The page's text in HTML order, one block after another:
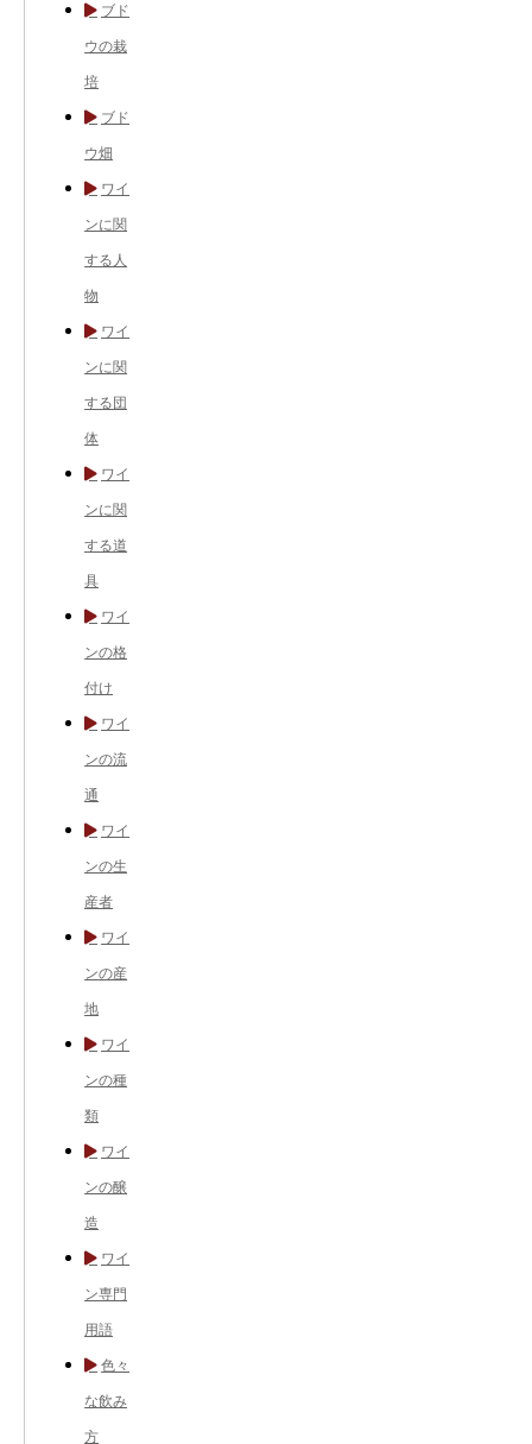
ブド
ウの栽
培
ブド
ウ畑
ワイ
ンに関
する人
物
ワイ
ンに関
する団
体
ワイ
ンに関
する道
具
ワイ
ンの格
付け
ワイ
ンの流
通
ワイ
ンの生
産者
ワイ
ンの産
地
ワイ
ンの種
類
ワイ
ンの醸
造
ワイ
ン専門
用語
色々
な飲み
方